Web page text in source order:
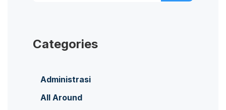
Categories
Administrasi
All Around